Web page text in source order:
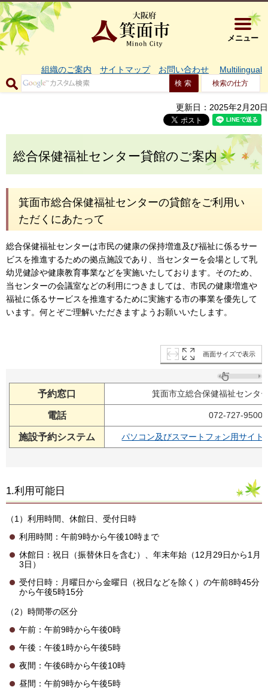
大阪府箕
メニュー
組織のご案内 サイトマップ お問い合わせ Multilingual
検索の仕方
更新日：2025年2月20日
総合保健福祉センター貸館のご案内
箕面市総合保健福祉センターの貸館をご利用い
ただくにあたって
総合保健福祉センターは市民の健康の保持増進及び福祉に係るサー
ビスを推進するための拠点施設であり、当センターを会場として乳
幼児健診や健康教育事業などを実施いたしております。そのため、
当センターの会議室などの利用につきましては、市民の健康増進や
福祉に係るサービスを推進するために実施する市の事業を優先して
います。何とぞご理解いただきますようお願いいたします。
画面サイズで表示
予約窓口 箕面市立総合保健福祉センタ
電話 072-727-9500
施設予約システム パソコン及びスマートフォン用サイト
1.利用可能日
（1）利用時間、休館日、受付日時
利用時間：午前9時から午後10時まで
休館日：祝日（振替休日を含む）、年末年始（12月29日から1月
3日）
受付日時：月曜日から金曜日（祝日などを除く）の午前8時45分
から午後5時15分
（2）時間帯の区分
午前：午前9時から午後0時
午後：午後1時から午後5時
夜間：午後6時から午後10時
昼間：午前9時から午後5時